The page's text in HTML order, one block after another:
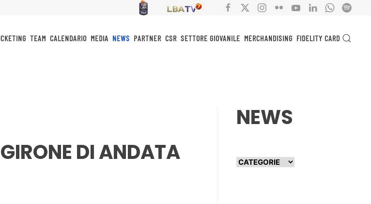
TEAM CALENDARIO MEDIA NEWS PARTNER CSR SETTORE GIOVANILE MERCHANDISING FIDELITY CARD
DI ANDATA
NEWS